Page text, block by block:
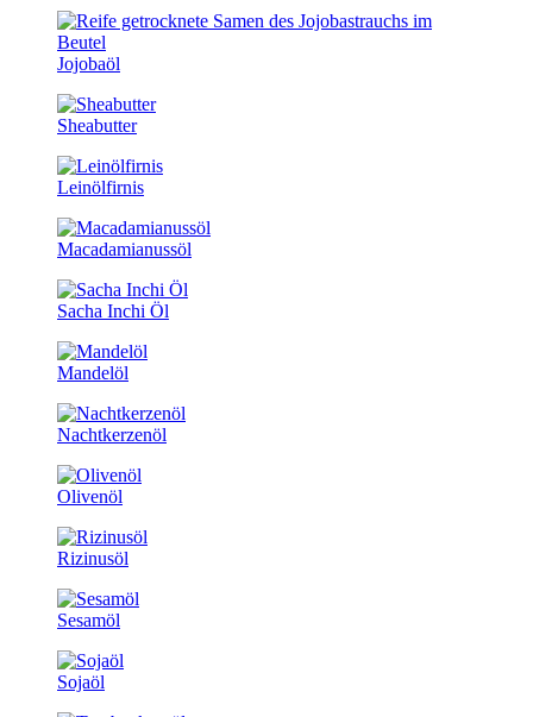
Jojobaöl
Sheabutter
Leinölfirnis
Macadamianussöl
Sacha Inchi Öl
Mandelöl
Nachtkerzenöl
Olivenöl
Rizinusöl
Sesamöl
Sojaöl